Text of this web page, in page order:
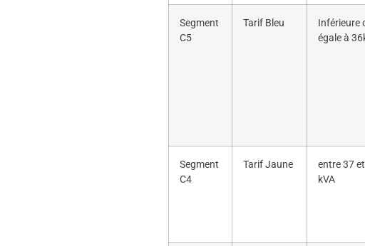
Segment
C5
Tarif Bleu
Inférieure
égale à
Segment
C4
Tarif Jaune
entre 37
kVA